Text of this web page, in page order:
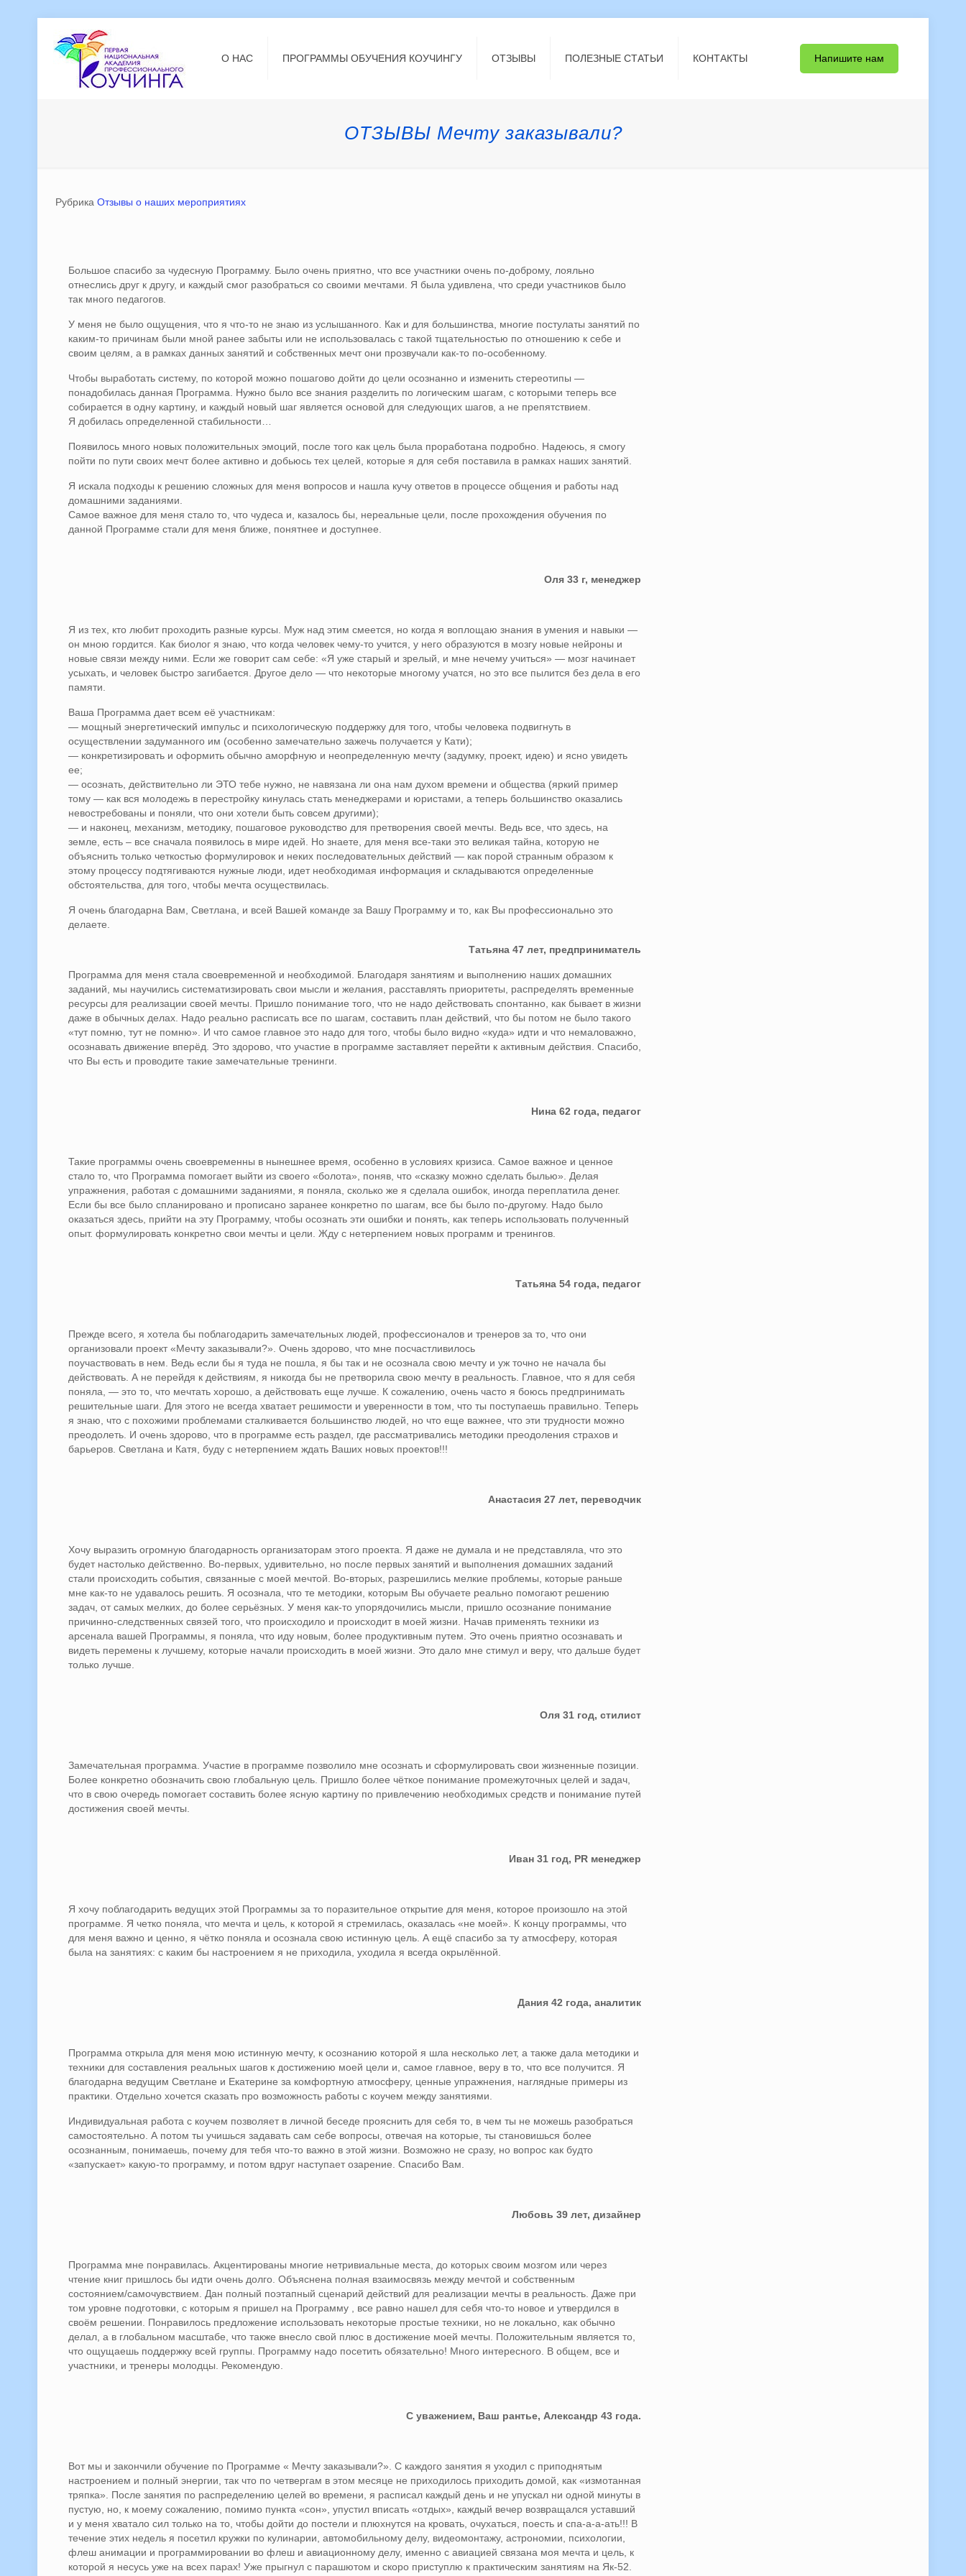
О НАС ПРОГРАММЫ ОБУЧЕНИЯ КОУЧИНГУ ОТЗЫВЫ ПОЛЕЗНЫЕ СТАТЬИ КОНТАКТЫ Напишите нам
ОТЗЫВЫ Мечту заказывали?
Рубрика Отзывы о наших мероприятиях
Большое спасибо за чудесную Программу. Было очень приятно, что все участники очень по-доброму, лояльно
отнеслись друг к другу, и каждый смог разобраться со своими мечтами. Я была удивлена, что среди участников было
так много педагогов.
У меня не было ощущения, что я что-то не знаю из услышанного. Как и для большинства, многие постулаты занятий по
каким-то причинам были мной ранее забыты или не использовалась с такой тщательностью по отношению к себе и
своим целям, а в рамках данных занятий и собственных мечт они прозвучали как-то по-особенному.
Чтобы выработать систему, по которой можно пошагово дойти до цели осознанно и изменить стереотипы —
понадобилась данная Программа. Нужно было все знания разделить по логическим шагам, с которыми теперь все
собирается в одну картину, и каждый новый шаг является основой для следующих шагов, а не препятствием.
Я добилась определенной стабильности…
Появилось много новых положительных эмоций, после того как цель была проработана подробно. Надеюсь, я смогу
пойти по пути своих мечт более активно и добьюсь тех целей, которые я для себя поставила в рамках наших занятий.
Я искала подходы к решению сложных для меня вопросов и нашла кучу ответов в процессе общения и работы над
домашними заданиями.
Самое важное для меня стало то, что чудеса и, казалось бы, нереальные цели, после прохождения обучения по
данной Программе стали для меня ближе, понятнее и доступнее.
Оля 33 г, менеджер
Я из тех, кто любит проходить разные курсы. Муж над этим смеется, но когда я воплощаю знания в умения и навыки —
он мною гордится. Как биолог я знаю, что когда человек чему-то учится, у него образуются в мозгу новые нейроны и
новые связи между ними. Если же говорит сам себе: «Я уже старый и зрелый, и мне нечему учиться» — мозг начинает
усыхать, и человек быстро загибается. Другое дело — что некоторые многому учатся, но это все пылится без дела в его
памяти.
Ваша Программа дает всем её участникам:
— мощный энергетический импульс и психологическую поддержку для того, чтобы человека подвигнуть в
осуществлении задуманного им (особенно замечательно зажечь получается у Кати);
— конкретизировать и оформить обычно аморфную и неопределенную мечту (задумку, проект, идею) и ясно увидеть
ее;
— осознать, действительно ли ЭТО тебе нужно, не навязана ли она нам духом времени и общества (яркий пример
тому — как вся молодежь в перестройку кинулась стать менеджерами и юристами, а теперь большинство оказались
невостребованы и поняли, что они хотели быть совсем другими);
— и наконец, механизм, методику, пошаговое руководство для претворения своей мечты. Ведь все, что здесь, на
земле, есть – все сначала появилось в мире идей. Но знаете, для меня все-таки это великая тайна, которую не
объяснить только четкостью формулировок и неких последовательных действий — как порой странным образом к
этому процессу подтягиваются нужные люди, идет необходимая информация и складываются определенные
обстоятельства, для того, чтобы мечта осуществилась.
Я очень благодарна Вам, Светлана, и всей Вашей команде за Вашу Программу и то, как Вы профессионально это
делаете.
Татьяна 47 лет, предприниматель
Программа для меня стала своевременной и необходимой. Благодаря занятиям и выполнению наших домашних
заданий, мы научились систематизировать свои мысли и желания, расставлять приоритеты, распределять временные
ресурсы для реализации своей мечты. Пришло понимание того, что не надо действовать спонтанно, как бывает в жизни
даже в обычных делах. Надо реально расписать все по шагам, составить план действий, что бы потом не было такого
«тут помню, тут не помню». И что самое главное это надо для того, чтобы было видно «куда» идти и что немаловажно,
осознавать движение вперёд. Это здорово, что участие в программе заставляет перейти к активным действия. Спасибо,
что Вы есть и проводите такие замечательные тренинги.
Нина 62 года, педагог
Такие программы очень своевременны в нынешнее время, особенно в условиях кризиса. Самое важное и ценное
стало то, что Программа помогает выйти из своего «болота», поняв, что «сказку можно сделать былью». Делая
упражнения, работая с домашними заданиями, я поняла, сколько же я сделала ошибок, иногда переплатила денег.
Если бы все было спланировано и прописано заранее конкретно по шагам, все бы было по-другому. Надо было
оказаться здесь, прийти на эту Программу, чтобы осознать эти ошибки и понять, как теперь использовать полученный
опыт. формулировать конкретно свои мечты и цели. Жду с нетерпением новых программ и тренингов.
Татьяна 54 года, педагог
Прежде всего, я хотела бы поблагодарить замечательных людей, профессионалов и тренеров за то, что они
организовали проект «Мечту заказывали?». Очень здорово, что мне посчастливилось
поучаствовать в нем. Ведь если бы я туда не пошла, я бы так и не осознала свою мечту и уж точно не начала бы
действовать. А не перейдя к действиям, я никогда бы не претворила свою мечту в реальность. Главное, что я для себя
поняла, — это то, что мечтать хорошо, а действовать еще лучше. К сожалению, очень часто я боюсь предпринимать
решительные шаги. Для этого не всегда хватает решимости и уверенности в том, что ты поступаешь правильно. Теперь
я знаю, что с похожими проблемами сталкивается большинство людей, но что еще важнее, что эти трудности можно
преодолеть. И очень здорово, что в программе есть раздел, где рассматривались методики преодоления страхов и
барьеров. Светлана и Катя, буду с нетерпением ждать Ваших новых проектов!!!
Анастасия 27 лет, переводчик
Хочу выразить огромную благодарность организаторам этого проекта. Я даже не думала и не представляла, что это
будет настолько действенно. Во-первых, удивительно, но после первых занятий и выполнения домашних заданий
стали происходить события, связанные с моей мечтой. Во-вторых, разрешились мелкие проблемы, которые раньше
мне как-то не удавалось решить. Я осознала, что те методики, которым Вы обучаете реально помогают решению
задач, от самых мелких, до более серьёзных. У меня как-то упорядочились мысли, пришло осознание понимание
причинно-следственных связей того, что происходило и происходит в моей жизни. Начав применять техники из
арсенала вашей Программы, я поняла, что иду новым, более продуктивным путем. Это очень приятно осознавать и
видеть перемены к лучшему, которые начали происходить в моей жизни. Это дало мне стимул и веру, что дальше будет
только лучше.
Оля 31 год, стилист
Замечательная программа. Участие в программе позволило мне осознать и сформулировать свои жизненные позиции.
Более конкретно обозначить свою глобальную цель. Пришло более чёткое понимание промежуточных целей и задач,
что в свою очередь помогает составить более ясную картину по привлечению необходимых средств и понимание путей
достижения своей мечты.
Иван 31 год, PR менеджер
Я хочу поблагодарить ведущих этой Программы за то поразительное открытие для меня, которое произошло на этой
программе. Я четко поняла, что мечта и цель, к которой я стремилась, оказалась «не моей». К концу программы, что
для меня важно и ценно, я чётко поняла и осознала свою истинную цель. А ещё спасибо за ту атмосферу, которая
была на занятиях: с каким бы настроением я не приходила, уходила я всегда окрылённой.
Дания 42 года, аналитик
Программа открыла для меня мою истинную мечту, к осознанию которой я шла несколько лет, а также дала методики и
техники для составления реальных шагов к достижению моей цели и, самое главное, веру в то, что все получится. Я
благодарна ведущим Светлане и Екатерине за комфортную атмосферу, ценные упражнения, наглядные примеры из
практики. Отдельно хочется сказать про возможность работы с коучем между занятиями.
Индивидуальная работа с коучем позволяет в личной беседе прояснить для себя то, в чем ты не можешь разобраться
самостоятельно. А потом ты учишься задавать сам себе вопросы, отвечая на которые, ты становишься более
осознанным, понимаешь, почему для тебя что-то важно в этой жизни. Возможно не сразу, но вопрос как будто
«запускает» какую-то программу, и потом вдруг наступает озарение. Спасибо Вам.
Любовь 39 лет, дизайнер
Программа мне понравилась. Акцентированы многие нетривиальные места, до которых своим мозгом или через
чтение книг пришлось бы идти очень долго. Объяснена полная взаимосвязь между мечтой и собственным
состоянием/самочувствием. Дан полный поэтапный сценарий действий для реализации мечты в реальность. Даже при
том уровне подготовки, с которым я пришел на Программу , все равно нашел для себя что-то новое и утвердился в
своём решении. Понравилось предложение использовать некоторые простые техники, но не локально, как обычно
делал, а в глобальном масштабе, что также внесло свой плюс в достижение моей мечты. Положительным является то,
что ощущаешь поддержку всей группы. Программу надо посетить обязательно! Много интересного. В общем, все и
участники, и тренеры молодцы. Рекомендую.
С уважением, Ваш рантье, Александр 43 года.
Вот мы и закончили обучение по Программе « Мечту заказывали?». С каждого занятия я уходил с приподнятым
настроением и полный энергии, так что по четвергам в этом месяце не приходилось приходить домой, как «измотанная
тряпка». После занятия по распределению целей во времени, я расписал каждый день и не упускал ни одной минуты в
пустую, но, к моему сожалению, помимо пункта «сон», упустил вписать «отдых», каждый вечер возвращался уставший
и у меня хватало сил только на то, чтобы дойти до постели и плюхнутся на кровать, очухаться, поесть и спа-а-а-ать!!! В
течение этих недель я посетил кружки по кулинарии, автомобильному делу, видеомонтажу, астрономии, психологии,
флеш анимации и программировании во флеш и авиационному делу, именно с авиацией связана моя мечта и цель, к
которой я несусь уже на всех парах! Уже прыгнул с парашютом и скоро приступлю к практическим занятиям на Як-52.